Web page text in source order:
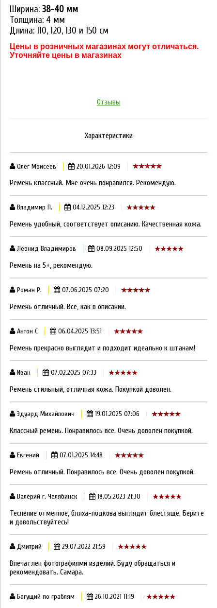
Ширина: 38-40 мм
Толщина: 4 мм
Длина: 110, 120, 130 и 150 см
Цены в розничных магазинах могут отличаться.
Уточняйте цены в магазинах
Отзывы
Характеристики
Олег Моисеев 20.01.2026 12:09
Ремень классный. Мне очень понравился. Рекомендую.
Владимир П. 04.12.2025 12:23
Ремень удобный, соответствует описанию. Качественная кожа.
Леонид Владимиров 08.09.2025 12:50
Ремень на 5+, рекомендую.
Роман Р. 07.06.2025 07:20
Ремень отличный. Все, как в описании.
Антон С 06.04.2025 13:51
Ремень прекрасно выглядит и подходит идеально к штанам!
Иван 07.02.2025 07:33
Ремень стильный, отличная кожа. Покупкой доволен.
Эдуард Михайлович 19.01.2025 07:06
Классный ремень. Понравилось все. Очень доволен покупкой.
Евгений 07.01.2025 14:48
Ремень отличный. Понравилось все. Очень доволен покупкой.
Валерий г. Челябинск 18.05.2023 21:30
Теснение отменное, бляха-подкова выглядит блестяще. Берите
и довольствуйтесь!
Дмитрий 29.07.2022 21:59
Впечатлен фотографиями изделий. Буду обращаться и
рекомендовать. Самара.
Бегущий по граблям 26.10.2021 11:19